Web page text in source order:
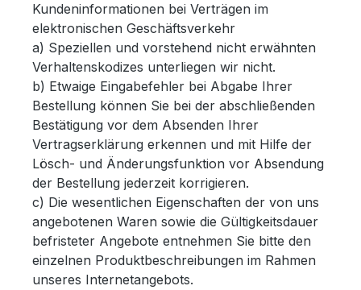
Kundeninformationen bei Verträgen im
elektronischen Geschäftsverkehr
a) Speziellen und vorstehend nicht erwähnten
Verhaltenskodizes unterliegen wir nicht.
b) Etwaige Eingabefehler bei Abgabe Ihrer
Bestellung können Sie bei der abschließenden
Bestätigung vor dem Absenden Ihrer
Vertragserklärung erkennen und mit Hilfe der
Lösch- und Änderungsfunktion vor Absendung
der Bestellung jederzeit korrigieren.
c) Die wesentlichen Eigenschaften der von uns
angebotenen Waren sowie die Gültigkeitsdauer
befristeter Angebote entnehmen Sie bitte den
einzelnen Produktbeschreibungen im Rahmen
unseres Internetangebots.